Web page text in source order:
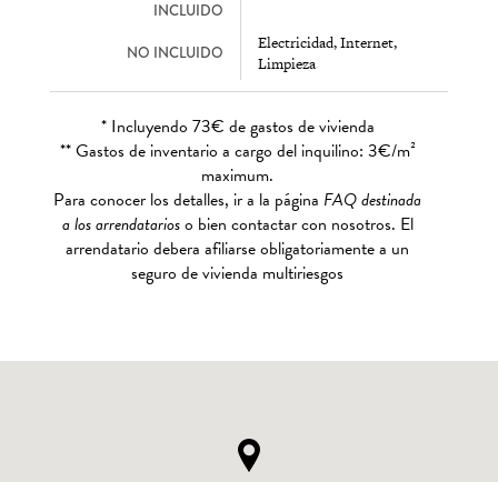
INCLUIDO
NO INCLUIDO
Electricidad, Internet,
Limpieza
* Incluyendo 73€ de gastos de vivienda
** Gastos de inventario a cargo del inquilino: 3€/m²
maximum.
Para conocer los detalles, ir a la página FAQ destinada
a los arrendatarioso bien contactar con nosotros. El
arrendatario debera afiliarse obligatoriamente a un
seguro de vivienda multiriesgos